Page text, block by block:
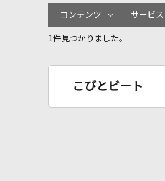
コンテンツ サービス
1件見つかりました。
こびとビート